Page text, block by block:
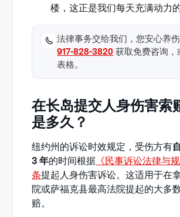
楼，这正是我们每天充满动力的
法律事务交给我们，您安心养
917-828-3820 获取免费咨询，
表格。
在长岛提交人身伤害索
是多久？
纽约州的诉讼时效规定，受伤方有
3 年的时间根据 《民事诉讼法律与
条提起人身伤害诉讼。这适用于在
院或萨福克县最高法院提起的大多
赔。